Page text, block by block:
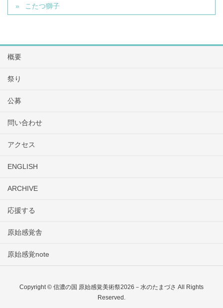
こたつ獅子
概要
祭り
公募
問い合わせ
アクセス
ENGLISH
ARCHIVE
応援する
原始感覚舎
原始感覚note
Copyright © 信濃の国 原始感覚美術祭2026－水のたまづさ All Rights
Reserved.